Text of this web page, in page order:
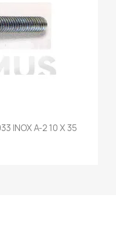
INOX A-2 10 X 35